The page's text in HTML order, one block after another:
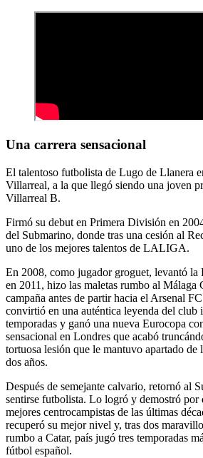
Una carrera sensacional
El talentoso futbolista de Lugo de Llanera
Villarreal, a la que llegó siendo una joven
Villarreal B.
Firmó su debut en Primera División en
del Submarino, donde tras una cesión al
uno de los mejores talentos de LALIGA.
En 2008, como jugador groguet, levantó la
en 2011, hizo las maletas rumbo al Málaga
campaña antes de partir hacia el Arsenal
convirtió en una auténtica leyenda del club
temporadas y ganó una nueva Eurocopa
sensacional en Londres que acabó
tortuosa lesión que le mantuvo apartado de
dos años.
Después de semejante calvario, retornó al
sentirse futbolista. Lo logró y demostró por
mejores centrocampistas de las últimas
recuperó su mejor nivel y, tras dos
rumbo a Catar, país jugó tres temporadas
fútbol español.